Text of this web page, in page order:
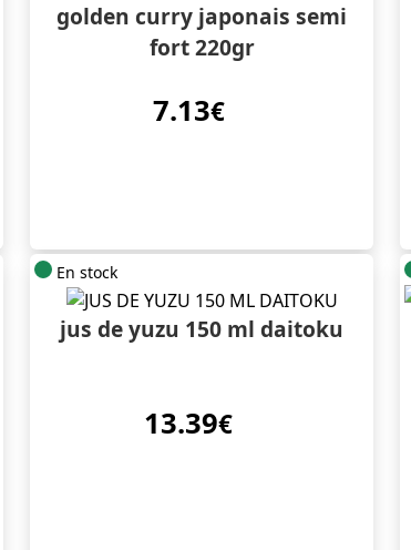
golden curry japonais semi
fort 220gr
7.13€
En stock
jus de yuzu 150 ml daitoku
13.39€